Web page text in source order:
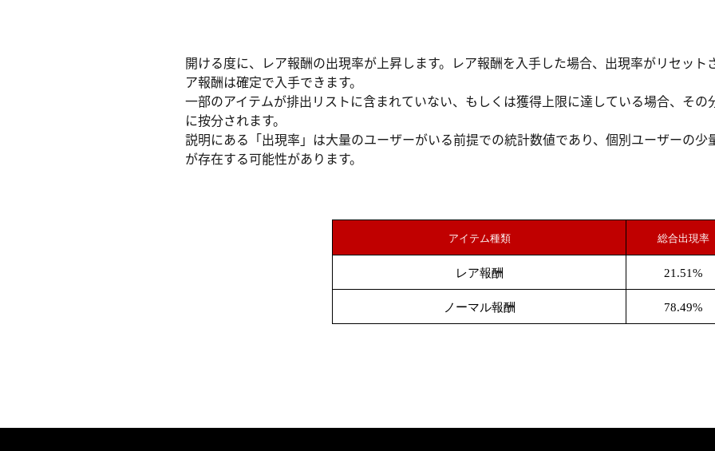
開ける度に、レア報酬の出現率が上昇します。レア報酬を入手した場合、出現率がリセット
ア報酬は確定で入手できます。
一部のアイテムが排出リストに含まれていない、もしくは獲得上限に達している場合、その
に按分されます。
説明にある「出現率」は大量のユーザーがいる前提での統計数値であり、個別ユーザーの少
が存在する可能性があります。
アイテム種類 総合出現率
レア報酬 21.51%
ノーマル報酬 78.49%